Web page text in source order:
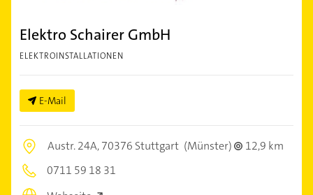
Elektro Schairer GmbH
ELEKTROINSTALLATIONEN
E-Mail
Austr. 24A,70376 Stuttgart (Münster)
12,9 km
0711 59 18 31